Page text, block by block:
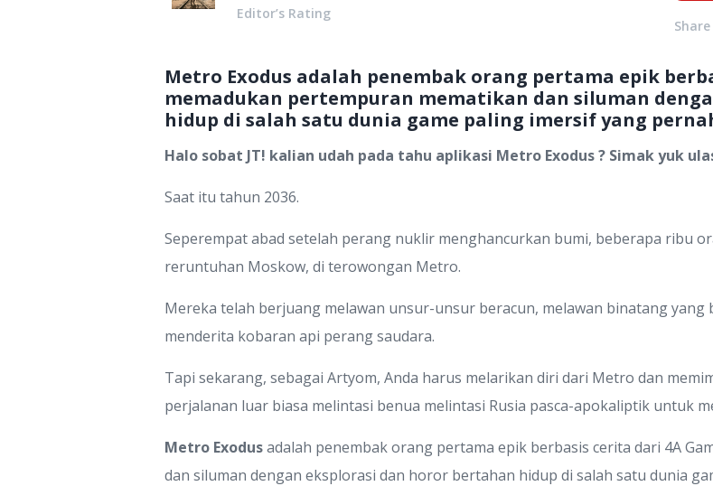
Editor’s Rating
Metro Exodus adalah penembak orang pertama epik
memadukan pertempuran mematikan dan siluman
hidup di salah satu dunia game paling imersif yang
Halo sobat JT! kalian udah pada tahu aplikasi Metro Exodus ? Simak yuk
Saat itu tahun 2036.
Seperempat abad setelah perang nuklir menghancurkan bumi, beberapa ribu
reruntuhan Moskow, di terowongan Metro.
Mereka telah berjuang melawan unsur-unsur beracun, melawan binatang
menderita kobaran api perang saudara.
Tapi sekarang, sebagai Artyom, Anda harus melarikan diri dari Metro dan
perjalanan luar biasa melintasi benua melintasi Rusia pasca-apokaliptik untuk
Metro Exodusadalah penembak orang pertama epik berbasis cerita dari 4A
dan siluman dengan eksplorasi dan horor bertahan hidup di salah satu dunia